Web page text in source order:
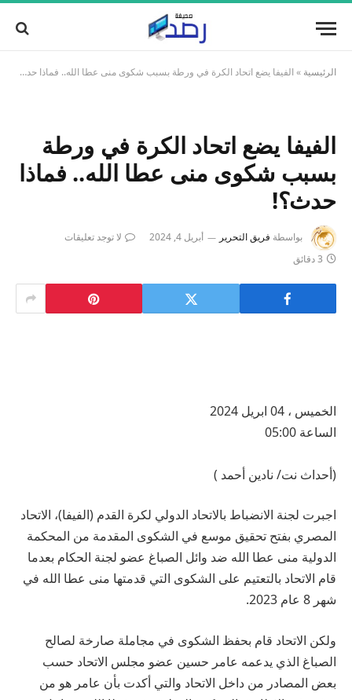
الرئيسية » الفيفا يضع اتحاد الكرة في ورطة بسبب شكوى منى عطا الله.. فماذا حدث؟!
الفيفا يضع اتحاد الكرة في ورطة
بسبب شكوى منى عطا الله.. فماذا
حدث؟!
بواسطة فريق التحرير أبريل 4, 2024
لا توجد تعليقات
3 دقائق
الخميس ، 04 ابريل 2024
الساعة 05:00
(أحداث نت/ نادين أحمد )
اجبرت لجنة الانضباط بالاتحاد الدولي لكرة القدم (الفيفا)، الاتحاد
المصري بفتح تحقيق موسع في الشكوى المقدمة من المحكمة
الدولية منى عطا الله ضد وائل الصباغ عضو لجنة الحكام بعدما
قام الاتحاد بالتعتيم على الشكوى التي قدمتها منى عطا الله في
شهر 8 عام 2023.
ولكن الاتحاد قام بحفظ الشكوى في مجاملة صارخة لصالح
الصباغ الذي يدعمه عامر حسين عضو مجلس الاتحاد حسب
بعض المصادر من داخل الاتحاد والتي أكدت بأن عامر هو من